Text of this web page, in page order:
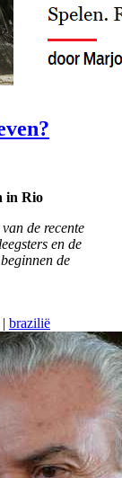
in Rio
de recente
en de
de
| brazilië